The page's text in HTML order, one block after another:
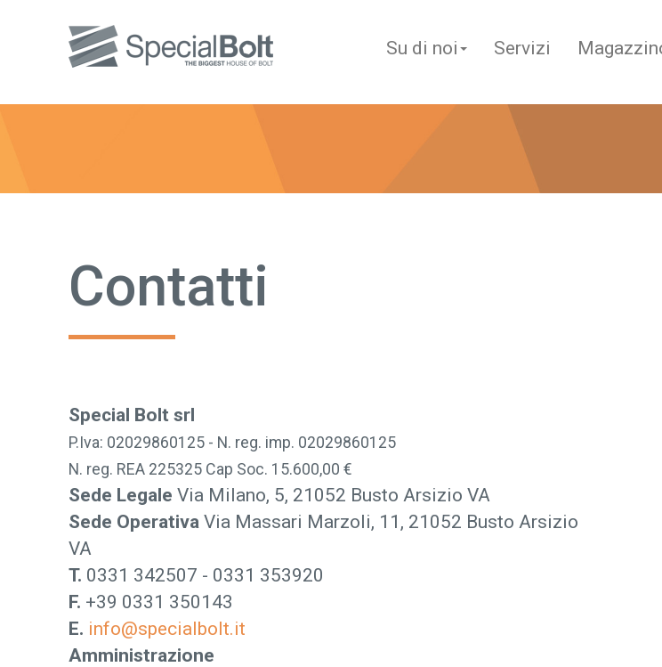
Su di noi Servizi
Contatti
Special Bolt srl
P.Iva: 02029860125 - N. reg. imp. 02029860125
N. reg. REA 225325 Cap Soc. 15.600,00 €
Sede Legale Via Milano, 5, 21052 Busto Arsizio VA
Sede Operativa Via Massari Marzoli, 11, 21052 Busto Arsizio
VA
T. 0331 342507 - 0331 353920
F. +39 0331 350143
E. info@specialbolt.it
Amministrazione